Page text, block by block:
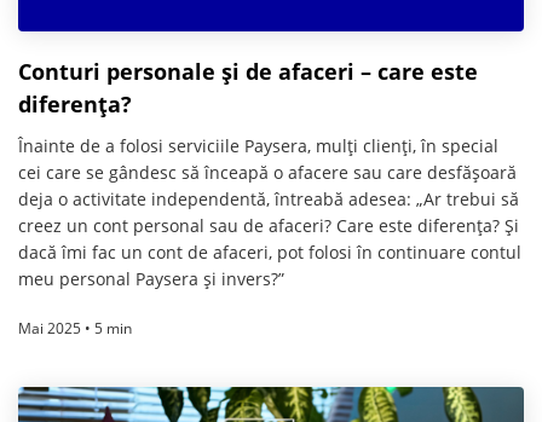
Conturi personale și de afaceri – care este
diferența?
Înainte de a folosi serviciile Paysera, mulți clienți, în special
cei care se gândesc să înceapă o afacere sau care desfășoară
deja o activitate independentă, întreabă adesea: „Ar trebui să
creez un cont personal sau de afaceri? Care este diferența? Și
dacă îmi fac un cont de afaceri, pot folosi în continuare contul
meu personal Paysera și invers?”
Mai 2025 • 5 min